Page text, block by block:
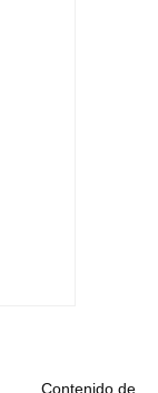
Contenido de